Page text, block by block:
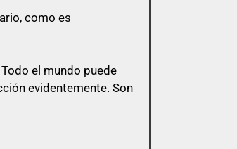
como es
el mundo puede
evidentemente. Son